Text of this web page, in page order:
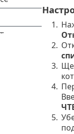
1.
2.
3.
4.
5.